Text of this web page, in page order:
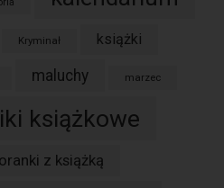
Kryminał książki
maluchy marzec
książkowe
z książką